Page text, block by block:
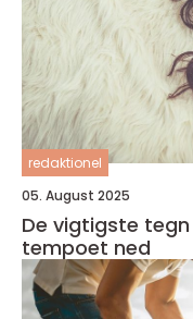
redaktionel
05. August 2025
De vigtigste
tempoet ned